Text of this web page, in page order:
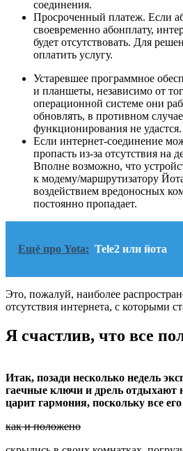
соединения.
Просроченный платеж. Если
своевременно абонплату,
будет отсутствовать. Для
оплатить услугу.
Устаревшее программное
и планшеты, независимо от
операционной системе они
обновлять, в противном
функционирования не удастся.
Если интернет-соединение
пропасть из-за отсутствия на
Вполне возможно, что
к модему/маршрутизатору
воздействием вредоносных
постоянно пропадает.
Ещё про Yota: Tele2 или йота
Это, пожалуй, наиболее
отсутствия интернета, с которыми
Я счастлив, что все
Итак, позади несколько недель
гаечные ключи и дрель отдыхают
царит гармония, поскольку все
как и положено